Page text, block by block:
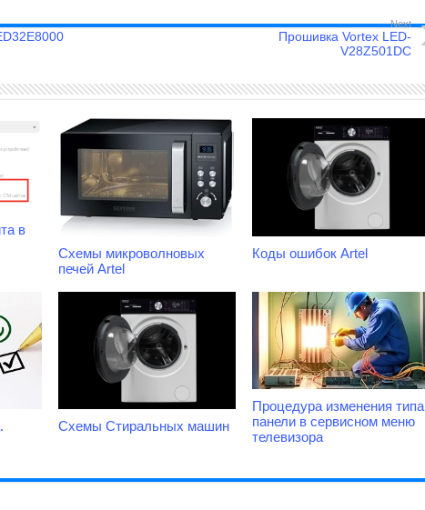
Next
Прошивка Vortex LED-
V28Z501DC
в
Схемы микроволновых
печей Artel
Коды ошибок Artel
Схемы Стиральных машин
Процедура изменения типа
панели в сервисном меню
телевизора